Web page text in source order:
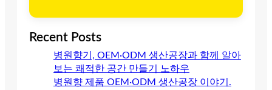
Recent Posts
병원향기, OEM·ODM 생산공장과 함께 알아
보는 쾌적한 공간 만들기 노하우
병원향 제품 OEM·ODM 생산공장 이야기.